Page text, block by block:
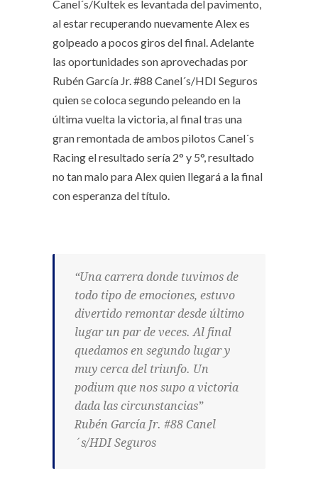
Canel´s/Kultek es levantada del pavimento,
al estar recuperando nuevamente Alex es
golpeado a pocos giros del final. Adelante
las oportunidades son aprovechadas por
Rubén García Jr. #88 Canel´s/HDI Seguros
quien se coloca segundo peleando en la
última vuelta la victoria, al final tras una
gran remontada de ambos pilotos Canel´s
Racing el resultado sería 2° y 5°, resultado
no tan malo para Alex quien llegará a la final
con esperanza del título.
“Una carrera donde tuvimos de
todo tipo de emociones, estuvo
divertido remontar desde último
lugar un par de veces. Al final
quedamos en segundo lugar y
muy cerca del triunfo. Un
podium que nos supo a victoria
dada las circunstancias”
Rubén García Jr. #88 Canel
´s/HDI Seguros